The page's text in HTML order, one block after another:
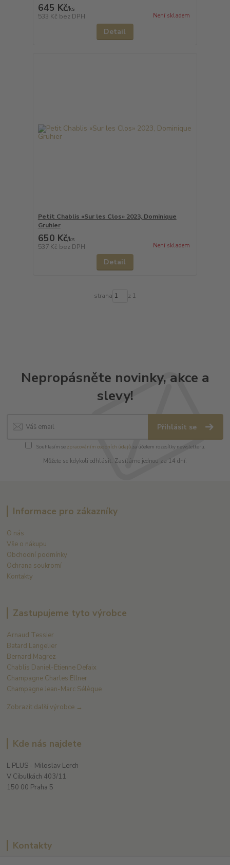
645 Kč/ks
533 Kč bez DPH Není skladem
Detail
Petit Chablis «Sur les Clos» 2023, Dominique
Gruhier
650 Kč/ks
537 Kč bez DPH Není skladem
Detail
strana z 1
Nepropásněte novinky, akce a
slevy!
Přihlásit se
Souhlasím se zpracováním osobních údajůza účelem rozesílky newsletteru.
Můžete se kdykoli odhlásit. Zasíláme jednou za 14 dní.
Informace pro zákazníky
O nás
Vše o nákupu
Obchodní podmínky
Ochrana soukromí
Kontakty
Zastupujeme tyto výrobce
Arnaud Tessier
Batard Langelier
Bernard Magrez
Chablis Daniel-Etienne Defaix
Champagne Charles Ellner
Champagne Jean-Marc Sélèque
Zobrazit další výrobce →
Kde nás najdete
L PLUS - Miloslav Lerch
V Cibulkách 403/11
150 00 Praha 5
Kontakty